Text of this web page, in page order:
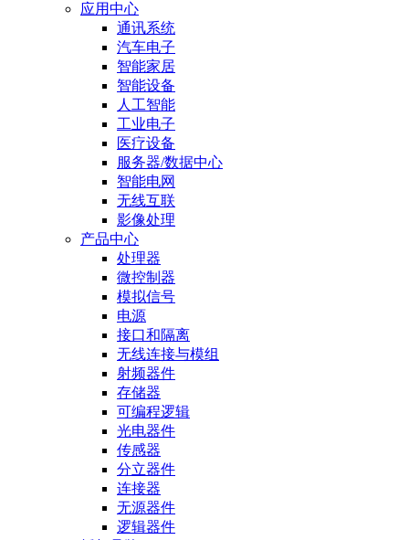
应用中心
通讯系统
汽车电子
智能家居
智能设备
人工智能
工业电子
医疗设备
服务器/数据中心
智能电网
无线互联
影像处理
产品中心
处理器
微控制器
模拟信号
电源
接口和隔离
无线连接与模组
射频器件
存储器
可编程逻辑
光电器件
传感器
分立器件
连接器
无源器件
逻辑器件